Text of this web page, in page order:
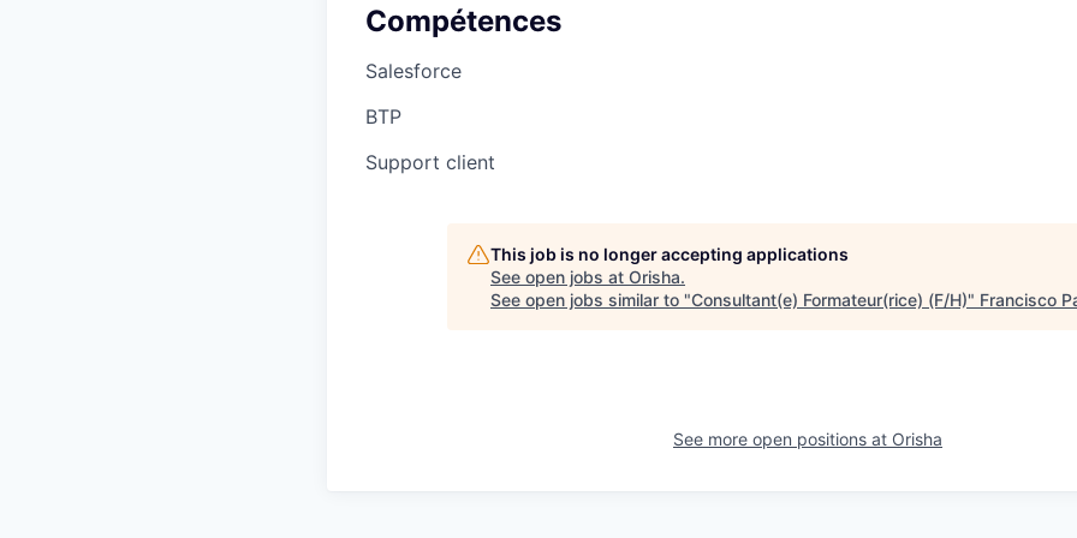
Compétences
Salesforce
BTP
Support client
This job is no longer accepting applications
See open jobs at Orisha.
See open jobs similar to "Consultant(e) Formateur(rice) (F/H)" Francisco
See more open positions at Orisha